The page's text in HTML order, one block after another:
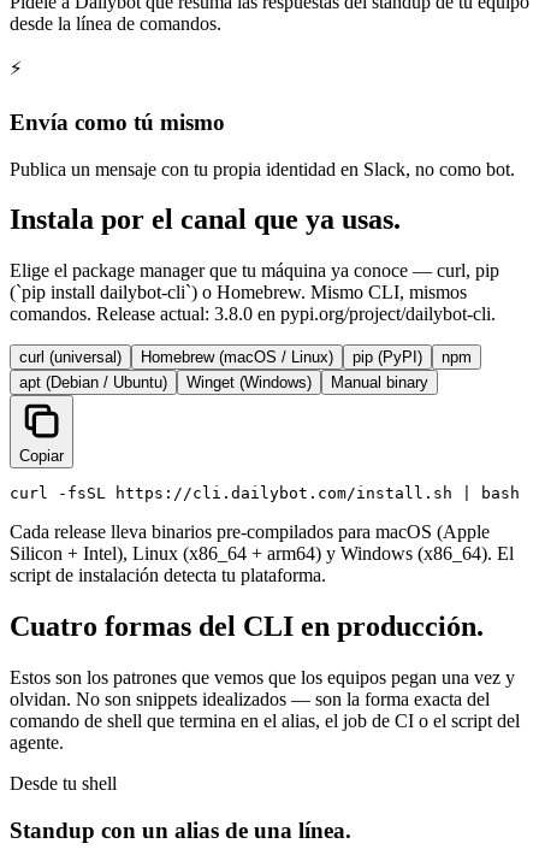
desde la línea de comandos.
⚡
Envía como tú mismo
Publica un mensaje con tu propia identidad en Slack, no como bot.
Instala por el canal que ya usas.
Elige el package manager que tu máquina ya conoce — curl, pip
(`pip install dailybot-cli`) o Homebrew. Mismo CLI, mismos
comandos. Release actual: 3.8.0 en pypi.org/project/dailybot-cli.
curl (universal) Homebrew (macOS / Linux) pip (PyPI)
npm
apt (Debian / Ubuntu)
Winget (Windows) Manual binary
Copiar
curl -fsSL https://cli.dailybot.com/install.sh | bash
Cada release lleva binarios pre-compilados para macOS (Apple
Silicon + Intel), Linux (x86_64 + arm64) y Windows (x86_64). El
script de instalación detecta tu plataforma.
Cuatro formas del CLI en producción.
Estos son los patrones que vemos que los equipos pegan una vez y
olvidan. No son snippets idealizados — son la forma exacta del
comando de shell que termina en el alias, el job de CI o el script del
agente.
Desde tu shell
Standup con un alias de una línea.